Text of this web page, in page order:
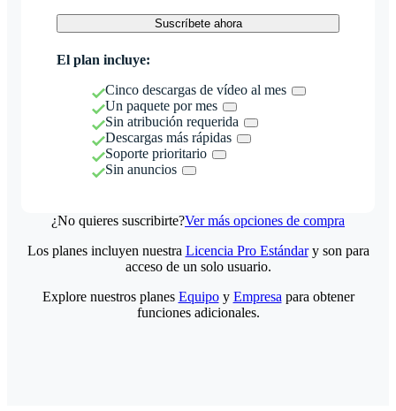
Suscríbete ahora
El plan incluye:
Cinco descargas de vídeo al mes
Un paquete por mes
Sin atribución requerida
Descargas más rápidas
Soporte prioritario
Sin anuncios
¿No quieres suscribirte?Ver más opciones de compra
Los planes incluyen nuestra Licencia Pro Estándary son para
acceso de un solo usuario.
Explore nuestros planes Equipoy Empresa para obtener
funciones adicionales.